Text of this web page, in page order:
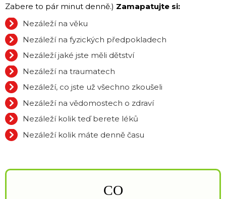
Zabere to pár minut denně.) Zamapatujte si:
Nezáleží na věku
Nezáleží na fyzických předpokladech
Nezáleží jaké jste měli dětství
Nezáleží na traumatech
Nezáleží, co jste už všechno zkoušeli
Nezáleží na vědomostech o zdraví
Nezáleží kolik teď berete léků
Nezáleží kolik máte denně času
CO